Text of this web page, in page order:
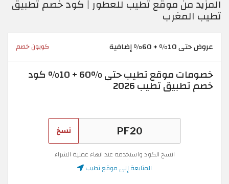
المزيد من موقع تطيب للعطور | كود خصم تطبيق
تطيب المغرب
عروض حتى 10% + 60% إضافية كوبون خصم
خصومات موقع تطيب حتى %60 + 10% كود
خصم تطبيق تطيب 2026
نسخ
انسخ الكود واستخدمه عند انهاء عملية الشراء
المتابعة إلى موقع تطيب